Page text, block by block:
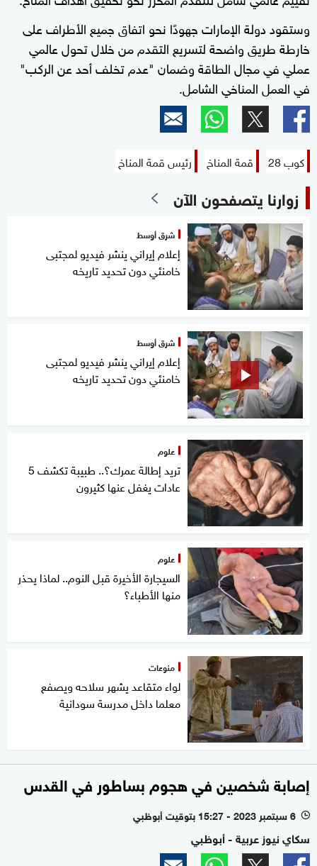
وستقود دولة الإمارات جهودًا نحو اتفاق جميع الأطراف على
خارطة طريق واضحة لتسريع التقدم من خلال تحول عالمي
عملي في مجال الطاقة وضمان "عدم تخلف أحد عن الركب"
في العمل المناخي الشامل.
كوب 28 قمة المناخ رئيس قمة المناخ
زوارنا يتصفحون الآن
شرق أوسط
إعلام إيراني ينشر فيديو لمجتبى
خامنئي دون تحديد تاريخه
شرق أوسط
إعلام إيراني ينشر فيديو لمجتبى
خامنئي دون تحديد تاريخه
علوم
تريد إطالة عمرك؟.. طبيبة تكشف 5
عادات يغفل عنها كثيرون
علوم
السيجارة الأخيرة قبل النوم.. لماذا يحذر
منها الأطباء؟
منوعات
لواء متقاعد يشهر سلاحه ويصفع
معلما داخل مدرسة سودانية
إصابة شخصين في هجوم بساطور في القدس
l 6 سبتمبر 2023 - 15:27 بتوقيت أبوظبي
سكاي نيوز عربية - أبوظبي